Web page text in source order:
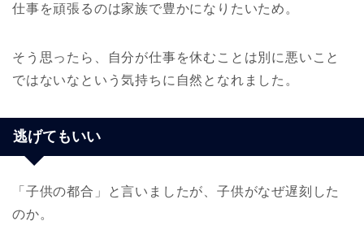
仕事を頑張るのは家族で豊かになりたいため。
そう思ったら、自分が仕事を休むことは別に悪いこと
ではないなという気持ちに自然となれました。
逃げてもいい
「子供の都合」と言いましたが、子供がなぜ遅刻した
のか。